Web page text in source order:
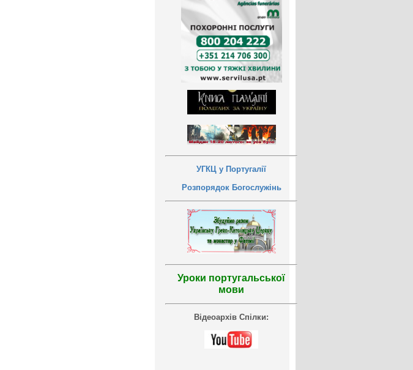
УГКЦ у Португалії
Розпорядок Богослужінь
Уроки португальської
мови
Відеоархів Спілки: